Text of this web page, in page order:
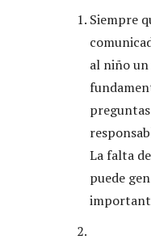
Siempre
al niño un
La falta
puede